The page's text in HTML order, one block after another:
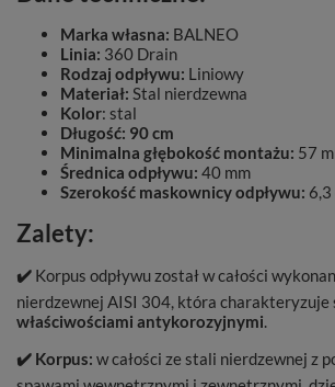
Marka własna: BALNEO
Linia: 360 Drain
Rodzaj odpływu: Liniowy
Materiał: Stal nierdzewna
Kolor: stal
Długość: 90 cm
Minimalna głębokość montażu: 57
Średnica odpływu: 40 mm
Szerokość maskownicy odpływu: 6,3
Zalety:
✔️ Korpus odpływu został w całości
nierdzewnej AISI 304, która charakteryzuje
właściwościami antykorozyjnymi.
✔️ Korpus: w całości ze stali nierdzewnej z